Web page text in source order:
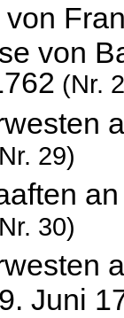
von
(Nr.
29)
30)
9. Juni